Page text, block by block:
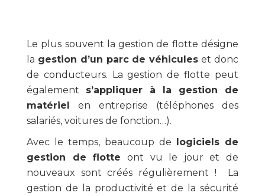
Le plus souvent la gestion de flotte désigne
la gestion d’un parc de véhicules et donc
de conducteurs. La gestion de flotte peut
également s’appliquer à la gestion de
matériel en entreprise (téléphones des
salariés, voitures de fonction…).
Avec le temps, beaucoup de logiciels de
gestion de flotte ont vu le jour et de
nouveaux sont créés régulièrement ! La
gestion de la productivité et de la sécurité